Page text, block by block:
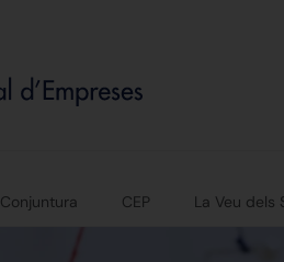
Conjuntura CEP La Veu dels